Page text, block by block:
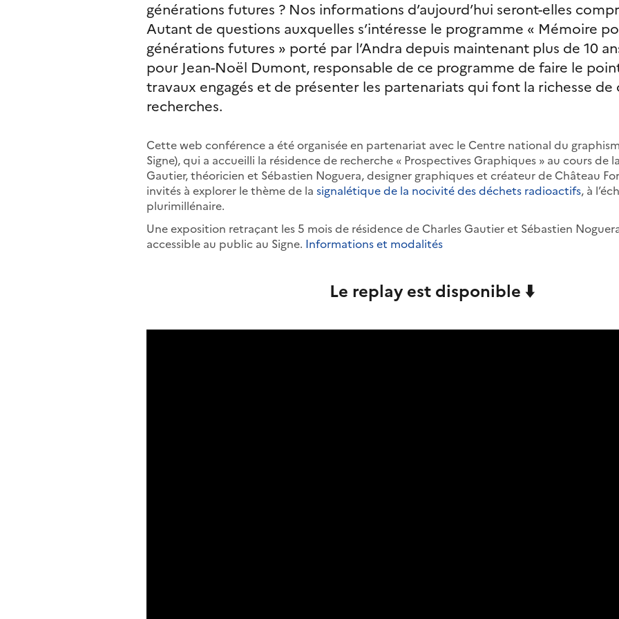
générations futures ? Nos informations d’aujourd’hui seront-elles
Autant de questions auxquelles s’intéresse le programme « Mémoire
générations futures » porté par l’Andra depuis maintenant plus de 10
pour Jean-Noël Dumont, responsable de ce programme de faire le
travaux engagés et de présenter les partenariats qui font la richesse de
recherches.
Cette web conférence a été organisée en partenariat avec le Centre national du
Signe), qui a accueilli la résidence de recherche « Prospectives Graphiques » au cours de
Gautier, théoricien et Sébastien Noguera, designer graphiques et créateur de Château
invités à explorer le thème de la signalétique de la nocivitédes déchets radioactifs, à
plurimillénaire.
Une exposition retraçant les 5 mois de résidence de Charles Gautier et Sébastien
accessible au public au Signe. Informations et modalités
Le replay est disponible ⬇️